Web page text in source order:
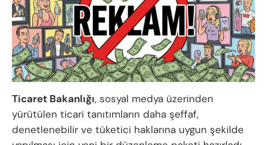
Ticaret Bakanlığı, sosyal medya üzerinden
yürütülen ticari tanıtımların daha şeffaf,
denetlenebilir ve tüketici haklarına uygun şekilde